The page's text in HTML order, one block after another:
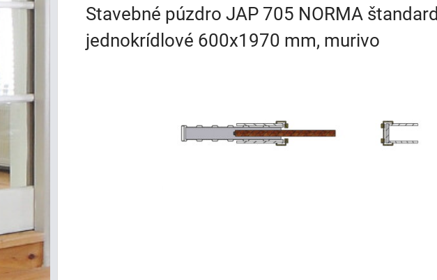
Stavebné púzdro JAP 705 NORMA štandard
jednokrídlové 600x1970 mm, murivo